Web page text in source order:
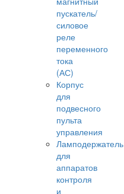
пускатель/
силовое
реле
переменного
тока
(АС)
Корпус
для
подвесного
пульта
управления
Ламподержатель
для
аппаратов
контроля
и